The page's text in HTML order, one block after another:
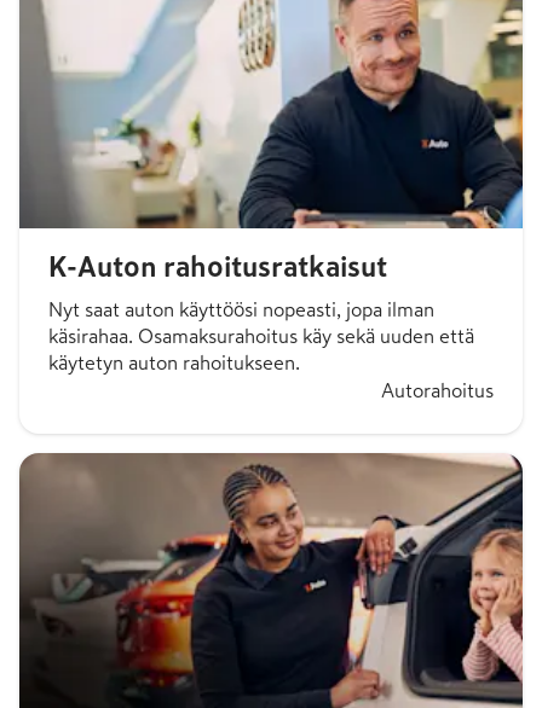
K-Auton rahoitusratkaisut
Nyt saat auton käyttöösi nopeasti, jopa ilman
käsirahaa. Osamaksurahoitus käy sekä uuden että
käytetyn auton rahoitukseen.
Autorahoitus